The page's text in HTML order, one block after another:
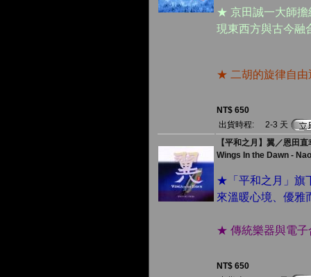
★ 京田誠一大師擔
現東西方與古今融
★ 二胡的旋律自由
NT$ 650
出貨時程:
2-3 天
【平和之月】翼／恩田直
Wings In the Dawn -
★「平和之月」旗
來溫暖心境、優雅
★ 傳統樂器與電子
NT$ 650